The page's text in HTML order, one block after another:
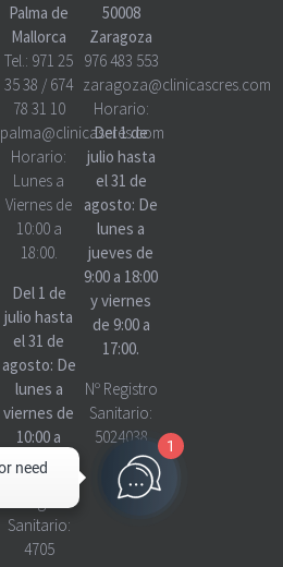
Palma de
Mallorca
Tel.: 971 25
35 38 / 674
78 31 10
palma@clinicascres.com
Horario:
Lunes a
Viernes de
10:00 a
18:00.
Del 1 de
julio hasta
el 31 de
agosto: De
lunes a
viernes de
10:00 a
18:00
Nº Registro
Sanitario:
4705
50008
Zaragoza
976 483 553
zaragoza@clinicascres.com
Horario:
Del 1 de
julio hasta
el 31 de
agosto: De
lunes a
jueves de
9:00 a 18:00
y viernes
de 9:00 a
17:00.
Nº Registro
Sanitario:
5024038
1